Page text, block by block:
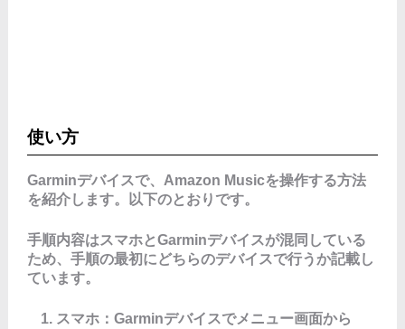
使い方
Garminデバイスで、Amazon Musicを操作する方法
を紹介します。以下のとおりです。
手順内容はスマホとGarminデバイスが混同している
ため、手順の最初にどちらのデバイスで行うか記載し
ています。
スマホ：Garminデバイスでメニュー画面から